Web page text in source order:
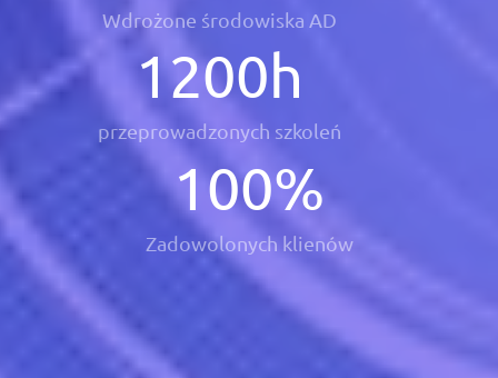
Wdrożone środowiska AD
1200h
przeprowadzonych szkoleń
100%
Zadowolonych klienów